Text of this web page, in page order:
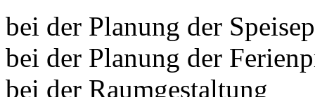
bei der Planung der
bei der Planung der
bei der Raumgestaltung